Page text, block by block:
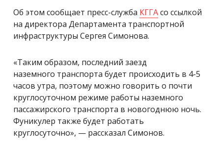
Об этом сообщает пресс-служба КГГАсо ссылкой
на директора Департамента транспортной
инфраструктуры Сергея Симонова.
«Таким образом, последний заезд
наземного транспорта будет происходить в 4-5
часов утра, поэтому можно говорить о почти
круглосуточном режиме работы наземного
пассажирского транспорта в новогоднюю ночь.
Фуникулер также будет работать
круглосуточно», — рассказал Симонов.